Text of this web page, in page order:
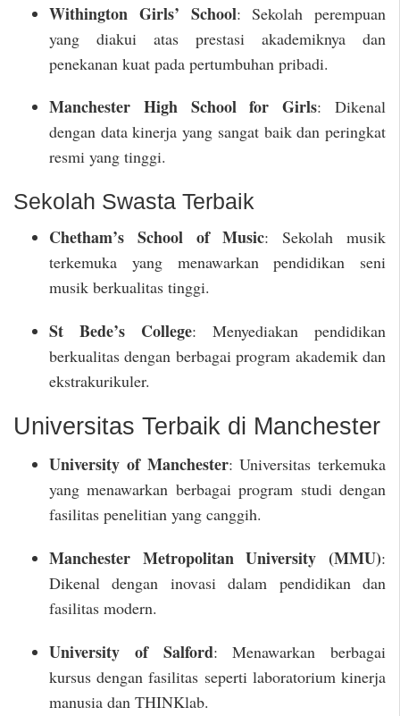
Withington Girls’ School: Sekolah perempuan
yang diakui atas prestasi akademiknya dan
penekanan kuat pada pertumbuhan pribadi.
Manchester High School for Girls: Dikenal
dengan data kinerja yang sangat baik dan peringkat
resmi yang tinggi.
Sekolah Swasta Terbaik
Chetham’s School of Music: Sekolah musik
terkemuka yang menawarkan pendidikan seni
musik berkualitas tinggi.
St Bede’s College: Menyediakan pendidikan
berkualitas dengan berbagai program akademik dan
ekstrakurikuler.
Universitas Terbaik di Manchester
University of Manchester: Universitas terkemuka
yang menawarkan berbagai program studi dengan
fasilitas penelitian yang canggih.
Manchester Metropolitan University (MMU):
Dikenal dengan inovasi dalam pendidikan dan
fasilitas modern.
University of Salford: Menawarkan berbagai
kursus dengan fasilitas seperti laboratorium kinerja
manusia dan THINKlab.